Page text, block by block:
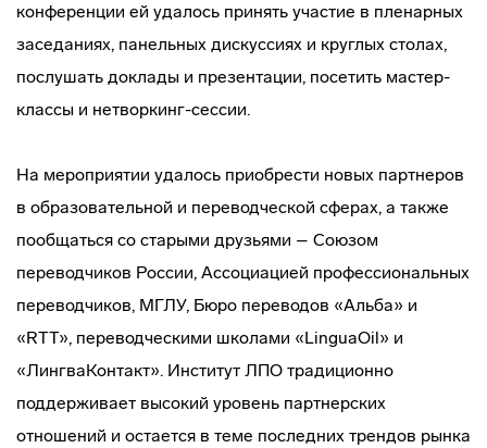
конференции ей удалось принять участие в пленарных
заседаниях, панельных дискуссиях и круглых столах,
послушать доклады и презентации, посетить мастер-
классы и нетворкинг-сессии.
На мероприятии удалось приобрести новых партнеров
в образовательной и переводческой сферах, а также
пообщаться со старыми друзьями – Союзом
переводчиков России, Ассоциацией профессиональных
переводчиков, МГЛУ, Бюро переводов «Альба» и
«RTT», переводческими школами «LinguaOil» и
«ЛингваКонтакт». Институт ЛПО традиционно
поддерживает высокий уровень партнерских
отношений и остается в теме последних трендов рынка